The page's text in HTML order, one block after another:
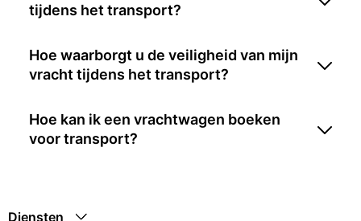
tijdens het transport?
Hoe waarborgt u de veiligheid van mijn
vracht tijdens het transport?
Hoe kan ik een vrachtwagen boeken
voor transport?
Diensten